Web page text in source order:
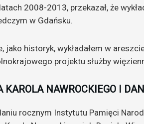
2008-2013, przekazał, że
w Gdańsku.
jako historyk, wykładałem w
projektu służby
KAROLA NAWROCKIEGO I
rocznym Instytutu Pamięci